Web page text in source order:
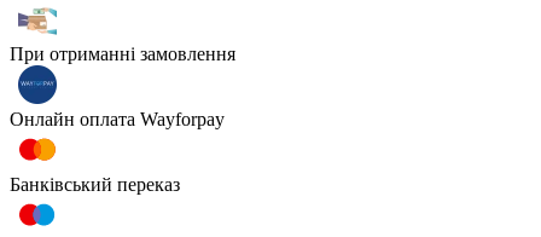
При отриманні замовлення
Онлайн оплата Wayforpay
Банківський переказ